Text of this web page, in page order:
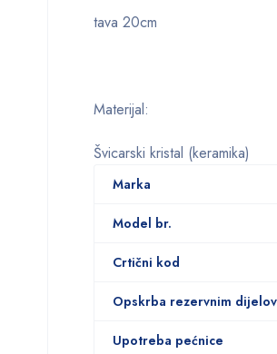
tava 20cm
Materijal:
Švicarski kristal (keramika)
Marka
Model br.
Crtični kod
Opskrba rezervnim
Upotreba pećnice